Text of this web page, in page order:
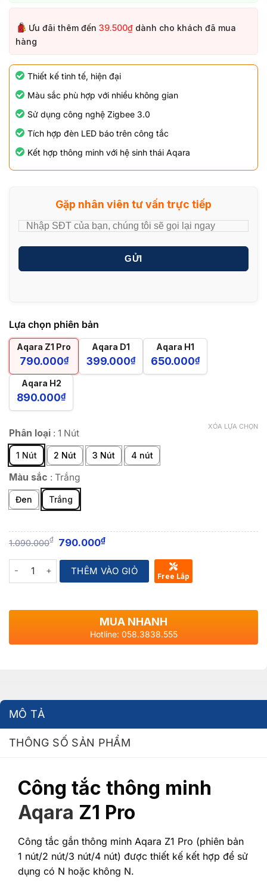
Ưu đãi thêm đến 39.500₫ dành cho khách đã mua
hàng
Thiết kế tinh tế, hiện đại
Màu sắc phù hợp với nhiều không gian
Sử dụng công nghệ Zigbee 3.0
Tích hợp đèn LED báo trên công tắc
Kết hợp thông minh với hệ sinh thái Aqara
Gặp nhân viên tư vấn trực tiếp
GỬI
Lựa chọn phiên bản
Aqara Z1 Pro
790.000₫
Aqara D1
399.000₫
Aqara H1
650.000₫
Aqara H2
890.000₫
Phân loại : 1 Nút
1 Nút 2 Nút 3 Nút 4 nút
Màu sắc : Trắng
Đen Trắng
XÓA LỰA CHỌN
1.090.000₫ 790.000₫
Quantity THÊM VÀO GIỎ Free Lắp
MUA NHANH
Hotline: 058.3838.555
MÔ TẢ
THÔNG SỐ SẢN PHẨM
Công tắc thông minh
Aqara Z1 Pro
Công tắc gắn thông minh Aqara Z1 Pro (phiên bản
1 nút/2 nút/3 nút/4 nút) được thiết kế kết hợp để sử
dụng có N hoặc không N.